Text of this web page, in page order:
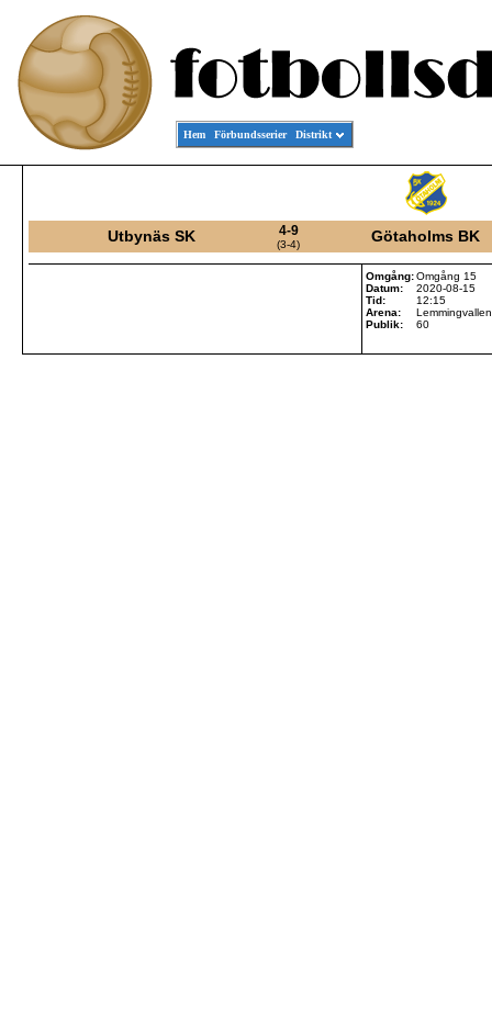
Hem Förbundsserier Distrikt
Utbynäs SK 4-9
(3-4) Götaholms BK
Omgång:Omgång 15
Datum:
2020-08-15
Tid:
12:15
Arena:
Publik:
60